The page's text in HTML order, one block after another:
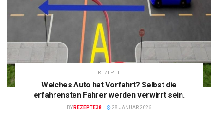
REZEPTE
Welches Auto hat Vorfahrt? Selbst die
erfahrensten Fahrer werden verwirrt sein.
BY REZEPTE38 28 JANUAR 2026